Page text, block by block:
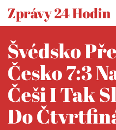
Zprávy 24 Hodin
Švédsko
Česko 7:3
Češi I Tak
Do